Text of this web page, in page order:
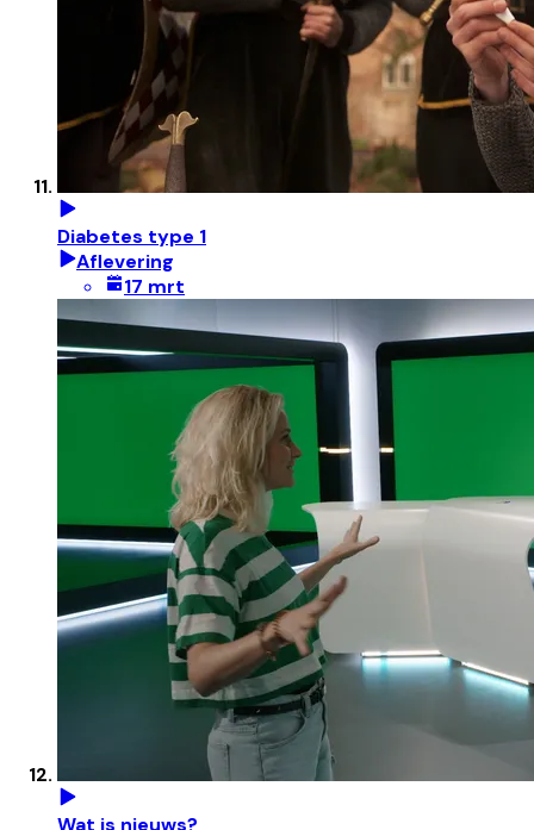
Diabetes type 1
Aflevering
17 mrt
Wat is nieuws?